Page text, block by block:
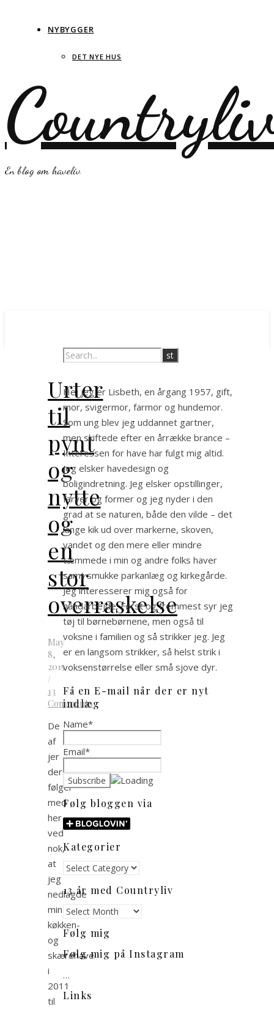
NYBYGGER
DET NYE HUS
En blog om haveliv
Urter
til
pynt
og
nytte
og
en
stor
overraskelse
May
8,
2015
/
13
Comments
De
af
jer
der
følger
med
her
ved
nok,
at
jeg
nedlagde
min
køkken-
og
skærehave
i
2011
til
Hej jeg er Lisbeth, en årgang 1957, gift,
mor, svigermor, farmor og hundemor.
Som ung blev jeg uddannet gartner,
men skiftede efter en årrække brance –
Interessen for have har fulgt mig altid.
Jeg elsker havedesign og
boligindretning. Jeg elsker opstillinger,
farver og former og jeg nyder i den
grad at se naturen, både den vilde – det
lange kik ud over markerne, skoven,
vandet og den mere eller mindre
tæmmede i min og andre folks haver
samt smukke parkanlæg og kirkegårde.
Jeg interesserer mig også for
håndarbejde. Først og fremmest syr jeg
tøj til børnebørnene, men også til
voksne i familien og så strikker jeg. Jeg
er en langsom strikker, så helst strik i
voksenstørrelse eller små sjove dyr.
Få en E-mail når der er nyt
indlæg
Name*
Email*
Følg bloggen via
Kategorier
Kategorier
13 år med Countryliv
13
år
med
Countryliv
Følg mig
Følg mig på Instagram
…
Links